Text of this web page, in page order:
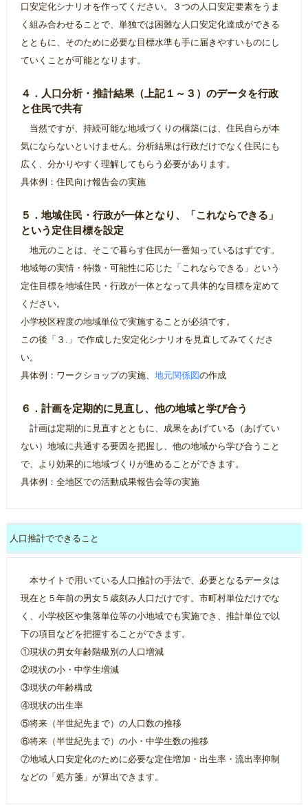
口安定化シナリオを作ってください。３つの人口安定要素をうま
く組み合わせることで、単独では困難な人口安定化達成ができる
とともに、そのために必要な目標水準も手に届きやすいものにし
ていくことが可能となります。
４．人口分析・推計結果（上記１～３）のデータを行政
と住民で共有
当然ですが、持続可能な地域づくりの構築には、住民自らが本
気にならないといけません。分析結果は行政だけでなく住民にも
広く、分かりやすく理解してもらう必要があります。
具体例：住民向け報告会の実施
５．地域住民・行政が一体となり、「これならできる」
という定住目標を設定
地元のことは、そこで暮らす住民が一番知っているはずです。
地域毎の実情・特徴・可能性に応じた「これならできる」という
定住目標を地域住民・行政が一体となって具体的な目標を定めて
ください。
小学校区程度の地域単位で実施することが必須です。
この後「３.」で作成した安定化シナリオを見直してみてくださ
い。
具体例：ワークショップの実施、 地元関係図の作成
６．計画を定期的に見直し、他の地域と学び合う
計画は定期的に見直すとともに、成果をあげている（あげてい
ない）地域に共通する要因を把握し、他の地域から学び合うこと
で、より効果的に地域づくりが進めることができます。
具体例：全地区での活動成果報告会等の実施
人口推計でできること
本サイトで用いている人口推計の手法で、必要となるデータは
現在と５年前の男女５歳刻み人口だけです。市町村単位だけでな
く、小学校区や集落単位等の小地域でも実施でき、推計単位で以
下の項目などを把握することができます。
①現状の男女年齢階級別の人口増減
②現状の小・中学生増減
③現状の年齢構成
④現状の出生率
⑤将来（半世紀先まで）の人口数の推移
⑥将来（半世紀先まで）の小・中学生数の推移
⑦地域人口安定化のために必要な定住増加・出生率・流出率抑制
などの「処方箋」が算出できます。